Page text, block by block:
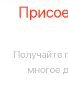
Получайте
многое